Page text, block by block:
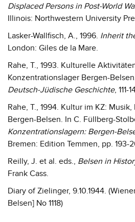
Displaced Persons in Post-World
Illinois: Northwestern University
Lasker-Wallfisch, A., 1996. Inherit
London: Giles de la Mare.
Rahe, T., 1993. Kulturelle
Konzentrationslager Bergen-
Deutsch-Jüdische Geschichte, 111-
Rahe, T., 1994. Kultur im KZ:
Bergen-Belsen. In C. Füllberg-
Konzentrationslagern: Bergen-
Bremen: Edition Temmen, pp. 193-
Reilly, J. et al. eds., Belsen in
Frank Cass.
Diary of Zielinger, 9.10.1944.
Belsen] No 1118)